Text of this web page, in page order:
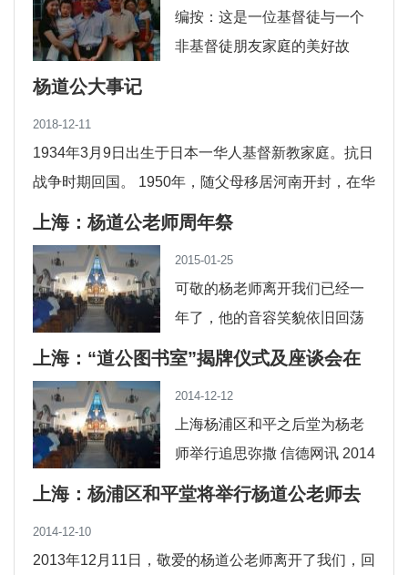
编按：这是一位基督徒与一个
非基督徒朋友家庭的美好故
杨道公大事记
2018-12-11
1934年3月9日出生于日本一华人基督新教家庭。抗日
战争时期回国。 1950年，随父母移居河南开封，在华
阳中学结识信仰启蒙高牧灵神父，后全家
上海：杨道公老师周年祭
2015-01-25
可敬的杨老师离开我们已经一
年了，他的音容笑貌依旧回荡
在我们的脑海中，尤其他那大
个人的心中，感动着并鼓励我
上海：“道公图书室”揭牌仪式及座谈会在
沪举行
2014-12-12
上海杨浦区和平之后堂为杨老
师举行追思弥撒 信德网讯 2014
年12月11日，在杨道公老师辞
上海：杨浦区和平堂将举行杨道公老师去
2014-12-10
2013年12月11日，敬爱的杨道公老师离开了我们，回